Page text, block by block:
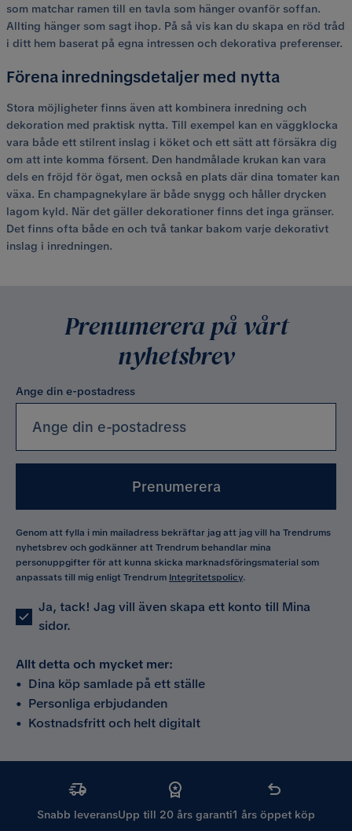
som matchar ramen till en tavla som hänger ovanför soffan.
Allting hänger som sagt ihop. På så vis kan du skapa en röd tråd
i ditt hem baserat på egna intressen och dekorativa preferenser.
Förena inredningsdetaljer med nytta
Stora möjligheter finns även att kombinera inredning och
dekoration med praktisk nytta. Till exempel kan en väggklocka
vara både ett stilrent inslag i köket och ett sätt att försäkra dig
om att inte komma försent. Den handmålade krukan kan vara
dels en fröjd för ögat, men också en plats där dina tomater kan
växa. En champagnekylare är både snygg och håller drycken
lagom kyld. När det gäller dekorationer finns det inga gränser.
Det finns ofta både en och två tankar bakom varje dekorativt
inslag i inredningen.
Prenumerera på vårt
nyhetsbrev
Ange din e-postadress
Prenumerera
Genom att fylla i min mailadress bekräftar jag att jag vill ha Trendrums
nyhetsbrev och godkänner att Trendrum behandlar mina
personuppgifter för att kunna skicka marknadsföringsmaterial som
anpassats till mig enligt Trendrum Integritetspolicy.
Ja, tack! Jag vill även skapa ett konto till Mina
sidor.
Allt detta och mycket mer:
• Dina köp samlade på ett ställe
• Personliga erbjudanden
• Kostnadsfritt och helt digitalt
Snabb leveransUpp till 20 års garanti1 års öppet köp